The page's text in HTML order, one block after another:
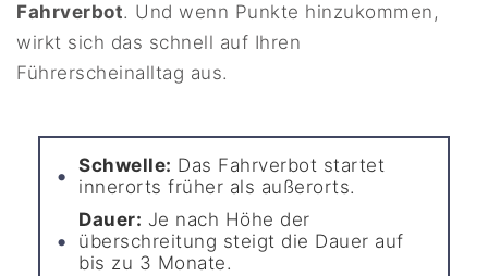
Fahrverbot. Und wenn Punkte hinzukommen,
wirkt sich das schnell auf Ihren
Führerscheinalltag aus.
Schwelle: Das Fahrverbot startet
innerorts früher als außerorts.
Dauer: Je nach Höhe der
überschreitung steigt die Dauer auf
bis zu 3 Monate.